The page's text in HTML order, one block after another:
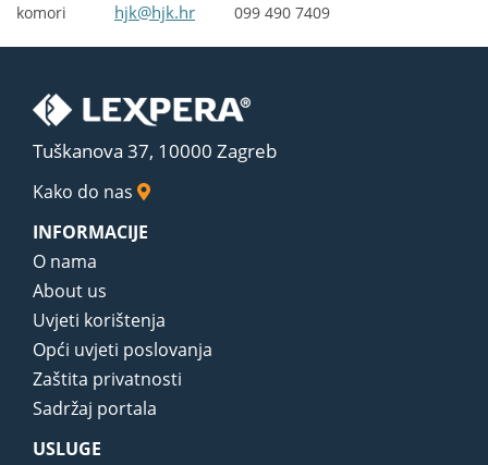
komori
hjk@hjk.hr 099 490 7409
Tuškanova 37, 10000 Zagreb
Kako do nas
INFORMACIJE
O nama
About us
Uvjeti korištenja
Opći uvjeti poslovanja
Zaštita privatnosti
Sadržaj portala
USLUGE